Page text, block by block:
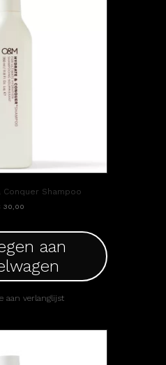
Conquer Shampoo
30,00
aan
aan verlanglijst